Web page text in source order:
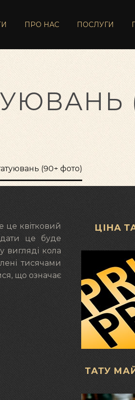
ПРО НАС ПОСЛУГИ
(90+ фото)
це квітковий
це буде
вигляді кола
тисячами
що означає
ЦІНА
ТАТУ